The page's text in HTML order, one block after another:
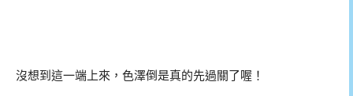
沒想到這一端上來，色澤倒是真的先過關了喔！